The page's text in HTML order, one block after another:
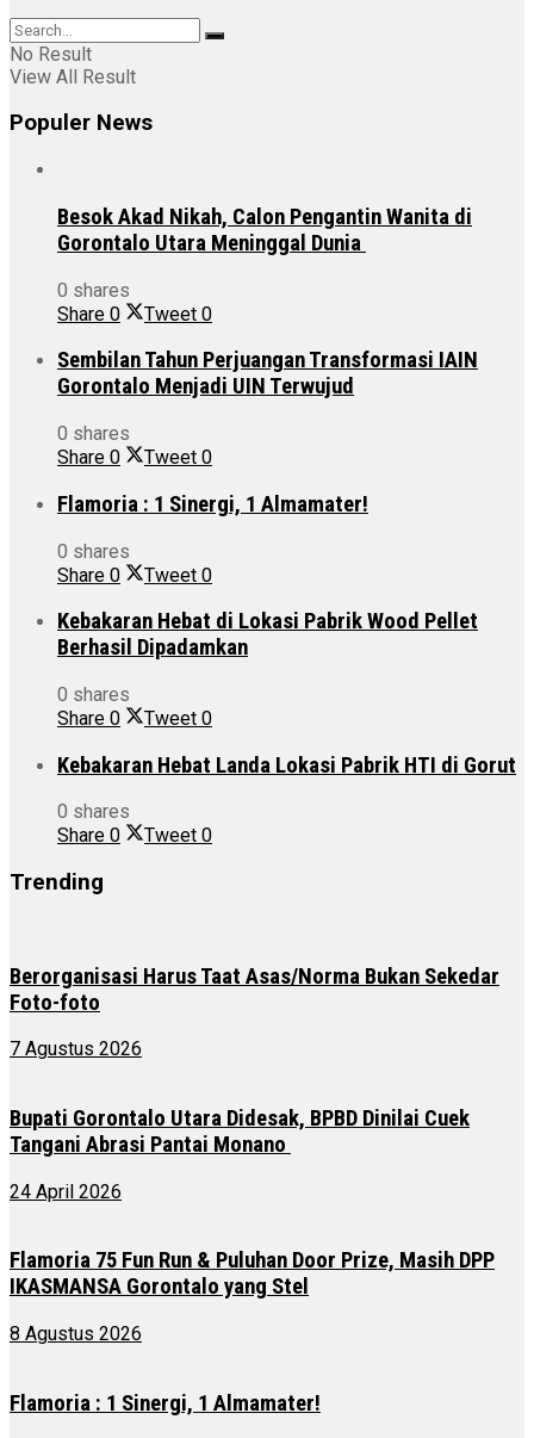
No Result
View All Result
Populer News
Besok Akad Nikah, Calon Pengantin Wanita di
Gorontalo Utara Meninggal Dunia
0 shares
Share 0 Tweet 0
Sembilan Tahun Perjuangan Transformasi IAIN
Gorontalo Menjadi UIN Terwujud
0 shares
Share 0 Tweet 0
Flamoria : 1 Sinergi, 1 Almamater!
0 shares
Share 0 Tweet 0
Kebakaran Hebat di Lokasi Pabrik Wood Pellet
Berhasil Dipadamkan
0 shares
Share 0 Tweet 0
Kebakaran Hebat Landa Lokasi Pabrik HTI di Gorut
0 shares
Share 0 Tweet 0
Trending
Berorganisasi Harus Taat Asas/Norma Bukan Sekedar
Foto-foto
7 Agustus 2026
Bupati Gorontalo Utara Didesak, BPBD Dinilai Cuek
Tangani Abrasi Pantai Monano
24 April 2026
Flamoria 75 Fun Run & Puluhan Door Prize, Masih DPP
IKASMANSA Gorontalo yang Stel
8 Agustus 2026
Flamoria : 1 Sinergi, 1 Almamater!